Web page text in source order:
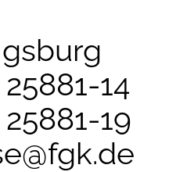
25881-14
25881-19